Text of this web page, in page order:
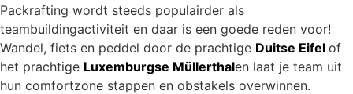
Packrafting wordt steeds populairder als
teambuildingactiviteit en daar is een goede reden voor!
Wandel, fiets en peddel door de prachtige Duitse Eifel of
het prachtige Luxemburgse Müllerthalen laat je team uit
hun comfortzone stappen en obstakels overwinnen.